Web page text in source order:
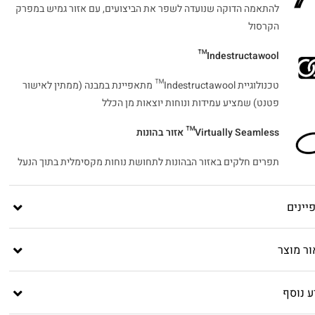
להתאמה הדוקה שנועדה לשפר את הביצועים, עם אזור גמיש במפרק
הקרסול
Indestructawool™
טכנולוגיית Indestructawool™ מתאפיינת במבנה (ממתין לאישור
פטנט) שמציע עמידות ונוחות יוצאות מן הכלל
Virtually Seamless™ אזור בהונות
תפרים חלקים באזור הבהונות לתחושת נוחות מקסימלית בתוך הנעל
מוצר
נוסף